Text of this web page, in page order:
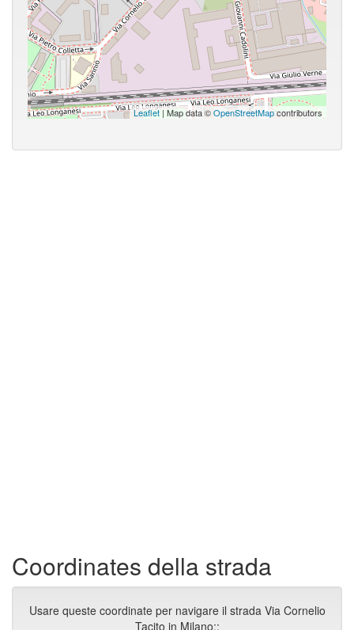
Leaflet| Map data ©OpenStreetMapcontributors
Coordinates della strada
Usare queste coordinate per navigare il strada Via Cornelio
Tacito in Milano::